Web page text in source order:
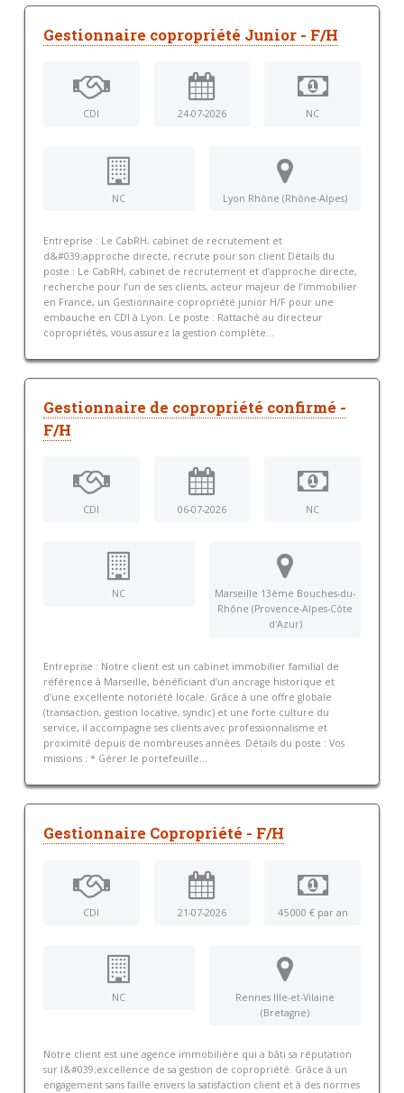
Gestionnaire copropriété Junior - F/H
CDI 24-07-2026 NC
NC Lyon Rhône (Rhône-Alpes)
Entreprise : Le CabRH, cabinet de recrutement et
d&#039;approche directe, recrute pour son client Détails du
poste : Le CabRH, cabinet de recrutement et d’approche directe,
recherche pour l’un de ses clients, acteur majeur de l’immobilier
en France, un Gestionnaire copropriété junior H/F pour une
embauche en CDI à Lyon. Le poste : Rattaché au directeur
copropriétés, vous assurez la gestion complète...
Gestionnaire de copropriété confirmé -
F/H
CDI 06-07-2026 NC
NC
Marseille 13ème Bouches-du-
Rhône (Provence-Alpes-Côte
d'Azur)
Entreprise : Notre client est un cabinet immobilier familial de
référence à Marseille, bénéficiant d’un ancrage historique et
d’une excellente notoriété locale. Grâce à une offre globale
(transaction, gestion locative, syndic) et une forte culture du
service, il accompagne ses clients avec professionnalisme et
proximité depuis de nombreuses années. Détails du poste : Vos
missions : * Gérer le portefeuille...
Gestionnaire Copropriété - F/H
CDI 21-07-2026 45 000 € par an
NC
Rennes Ille-et-Vilaine
(Bretagne)
Notre client est une agence immobilière qui a bâti sa réputation
sur l&#039;excellence de sa gestion de copropriété. Grâce à un
engagement sans faille envers la satisfaction client et à des normes